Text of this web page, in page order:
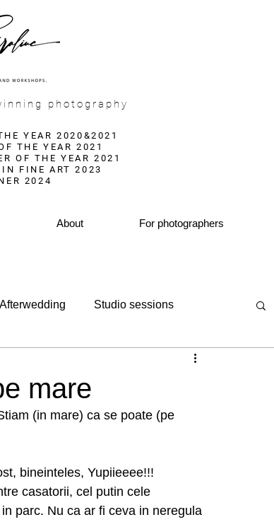
photography
YEAR 2020&2021
THE YEAR 2021
OF THE YEAR 2021
IN FINE ART 2023
2024
About For photographers
Afterwedding Studio sessions
mare
(in mare) ca se poate (pe
bineinteles, Yupiieeee!!!
casatorii, cel putin cele
parc. Nu ca ar fi ceva in neregula